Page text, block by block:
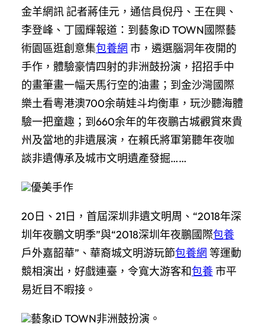
金羊網訊 記者蔣佳元，通信員倪丹、王在興、
李登峰、丁國輝報道：到藝象iD TOWN國際藝
術園區逛創意集包養網 市，遴選腦洞年夜開的
手作，體驗豪情四射的非洲鼓扮演，招招手中
的畫筆畫一幅天馬行空的油畫；到金沙灣國際
樂土看粵港澳700余萌娃斗均衡車，玩沙聽海體
驗一把童趣；到660余年的年夜鵬古城觀賞來貴
州及當地的非遺展演，在賴氏將軍第聽年夜咖
談非遺傳承及城市文明遺產發掘……
優美手作
20日、21日，首屆深圳非遺文明周、“2018年深
圳年夜鵬文明季”與“2018深圳年夜鵬國際包養
戶外嘉韶華”、華裔城文明游玩節包養網 等運動
競相演出，好戲連臺，令寬大游客和包養 市平
易近目不暇接。
藝象iD TOWN非洲鼓扮演。